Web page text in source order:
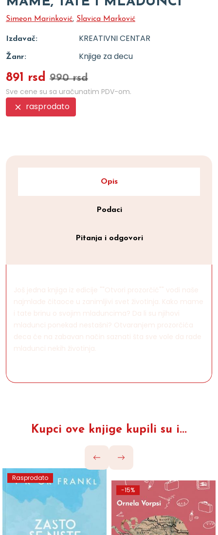
Simeon Marinković, Slavica Marković
Izdavač: KREATIVNI CENTAR
Žanr: Knjige za decu
891 rsd 990 rsd
Sve cene su sa uračunatim PDV-om.
rasprodato
Opis
Podaci
Pitanja i odgovori
Još jedna knjiga iz edicije ""Otvori prozorčić"" vodi naše
najmlađe čitaoce u zanimljivi svet životinja. Kako mame
i tate brinu o svojim mladuncima? Da li su njihovi
mladunci ponekad nestašni? Otvaranjem prozorčića
deca će na zabavan način saznati šta sve vole da rade
mladunci nekih životinja.
Kupci ove knjige kupili su i...
Rasprodato
-15%